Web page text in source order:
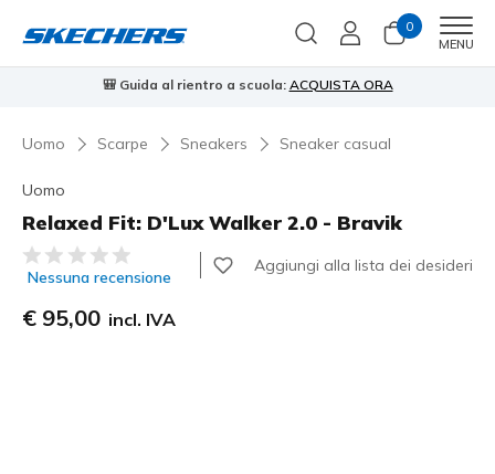
0
MENU
🎒 Guida al rientro a scuola: ACQUISTA ORA
Uomo Scarpe Sneakers Sneaker casual
Uomo
Relaxed Fit: D'Lux Walker 2.0 - Bravik
Valutazione cliente 4 su 5
Nessuna recensione
Aggiungi alla lista dei desideri
€ 95,00 incl. IVA